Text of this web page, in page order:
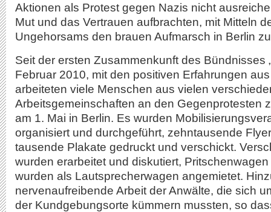
Aktionen als Protest gegen Nazis nicht
Mut und das Vertrauen aufbrachten, mit Mitteln
Ungehorsams den brauen Aufmarsch in Berlin
Seit der ersten Zusammenkunft des Bündnisses
Februar 2010, mit den positiven Erfahrungen
arbeiteten viele Menschen aus vielen
Arbeitsgemeinschaften an den Gegenprotesten
am 1. Mai in Berlin. Es wurden
organisiert und durchgeführt, zehntausende
tausende Plakate gedruckt und verschickt.
wurden erarbeitet und diskutiert,
wurden als Lautsprecherwagen angemietet.
nervenaufreibende Arbeit der Anwälte, die sich
der Kundgebungsorte kümmern mussten, so